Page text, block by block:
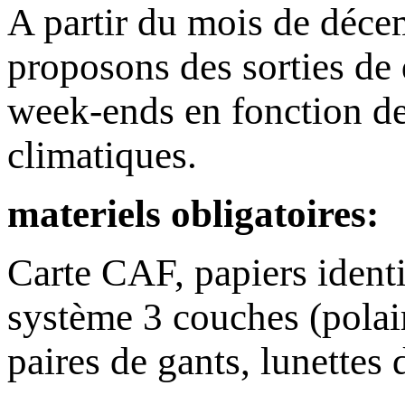
A partir du mois de
proposons des sorties
week-ends en fonction
climatiques.
materiels obligatoires:
Carte CAF, papiers
système 3 couches
paires de gants, lunettes